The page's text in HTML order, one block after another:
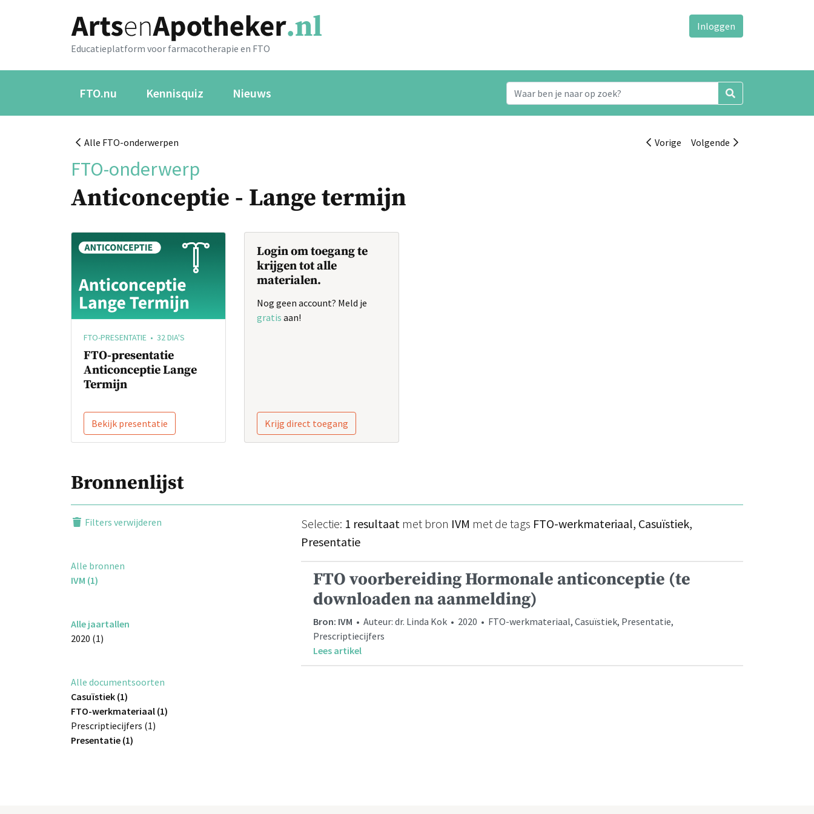
Educatieplatform voor farmacotherapie en FTO
Inloggen
FTO.nu Kennisquiz Nieuws
Alle FTO-onderwerpen Vorige Volgende
FTO-onderwerp
Anticonceptie - Lange termijn
FTO-PRESENTATIE • 32 DIA'S
FTO-presentatie
Anticonceptie Lange
Termijn
Bekijk presentatie
Login om toegang te
krijgen tot alle
materialen.
Nog geen account? Meld je
gratis aan!
Krijg direct toegang
Bronnenlijst
Filters verwijderen
Alle bronnen
IVM (1)
Alle jaartallen
2020 (1)
Alle documentsoorten
Casuïstiek (1)
FTO-werkmateriaal (1)
Prescriptiecijfers (1)
Presentatie (1)
Selectie: 1 resultaat met bron IVM met de tags FTO-werkmateriaal, Casuïstiek,
Presentatie
FTO voorbereiding Hormonale anticonceptie (te
downloaden na aanmelding)
Bron: IVM • Auteur: dr. Linda Kok • 2020 • FTO-werkmateriaal, Casuïstiek, Presentatie,
Prescriptiecijfers
Lees artikel